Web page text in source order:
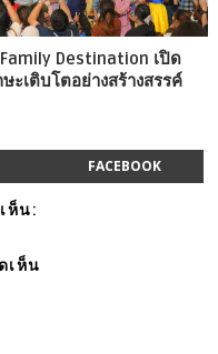
Destination เปิด
ะเติบโตอย่างสร้างสรรค์
FACEBOOK
ห็น:
เห็น